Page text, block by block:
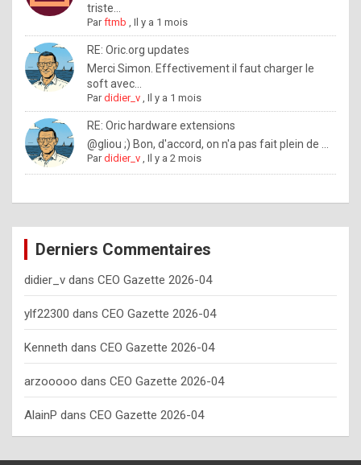
n
o
w
h
o
w
o
e
y
o
u
s
h
o
triste...
Parftmb ,Il y a 1 mois
RE: Oric.org updates
Merci Simon. Effectivement il faut charger le
soft avec...
Pardidier_v ,Il y a 1 mois
RE: Oric hardware extensions
@gliou ;) Bon, d'accord, on n'a pas fait plein de ...
Pardidier_v ,Il y a 2 mois
Derniers Commentaires
didier_v dans CEO Gazette 2026-04
ylf22300 dans CEO Gazette 2026-04
Kenneth dans CEO Gazette 2026-04
arzooooo dans CEO Gazette 2026-04
AlainP dans CEO Gazette 2026-04